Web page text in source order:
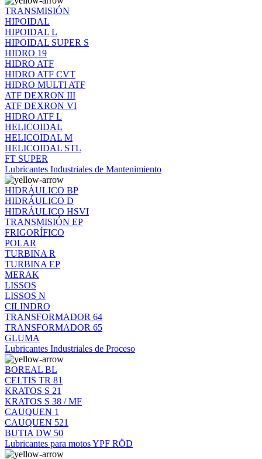
TRANSMISIÓN
HIPOIDAL
HIPOIDAL L
HIPOIDAL SUPER S
HIDRO 19
HIDRO ATF
HIDRO ATF CVT
HIDRO MULTI ATF
ATF DEXRON III
ATF DEXRON VI
HIDRO ATF L
HELICOIDAL
HELICOIDAL M
HELICOIDAL STL
FT SUPER
Lubricantes Industriales de Mantenimiento
HIDRÁULICO BP
HIDRÁULICO D
HIDRÁULICO HSVI
TRANSMISIÓN EP
FRIGORÍFICO
POLAR
TURBINA R
TURBINA EP
MERAK
LISSOS
LISSOS N
CILINDRO
TRANSFORMADOR 64
TRANSFORMADOR 65
GLUMA
Lubricantes Industriales de Proceso
BOREAL BL
CELTIS TR 81
KRATOS S 21
KRATOS S 38 / MF
CAUQUEN 1
CAUQUEN 521
BUTIA DW 50
Lubricantes para motos YPF RÖD